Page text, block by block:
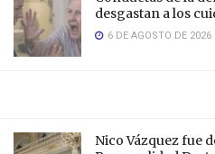
desgastan a los
6 DE AGOSTO DE 2026
Nico Vázquez fue